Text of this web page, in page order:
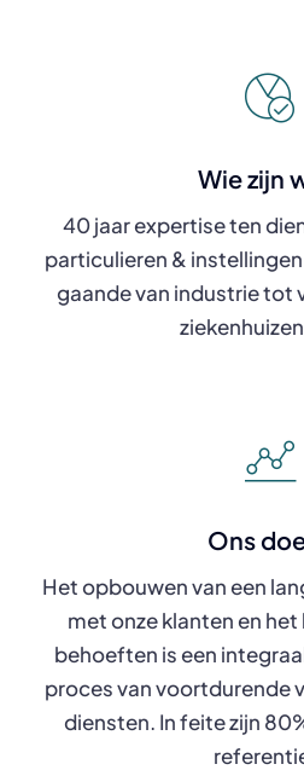
40 jaar expertise ten
particulieren &
gaande van industrie tot
Het opbouwen van een
met onze klanten en
behoeften is een
proces van voortdurende
diensten. In feite zijn